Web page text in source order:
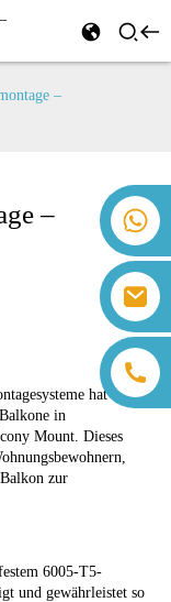
Lee
Chen
–
–
hat
in
Mount. Dieses
zur
6005-T5-
und gewährleistet so